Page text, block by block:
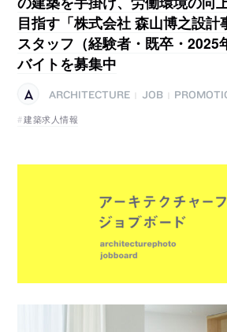
目指す「株式会社 森山博之設計
スタッフ（経験者・既卒・2025
バイトを募集中
ARCHITECTURE JOB
建築求人情報